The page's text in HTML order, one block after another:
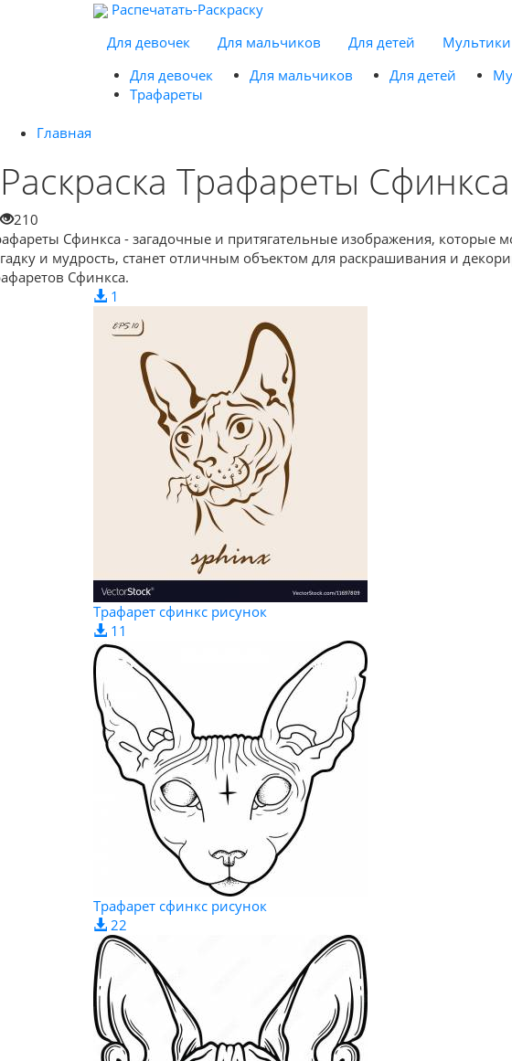
Распечатать-Раскраску
Для девочек
Для мальчиков Для детей Мультики
Для девочек
Для мальчиков Для детей
Трафареты
Главная
Раскраска Трафареты Сфинкса
210
Сфинкса - загадочные и притягательные изображения, которые
и мудрость, станет отличным объектом для раскрашивания и
Сфинкса.
1
Трафарет сфинкс рисунок
11
Трафарет сфинкс рисунок
22